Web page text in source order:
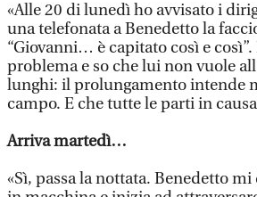
«Alle 20 di lunedì ho avvisato i
una telefonata a Benedetto la
“Giovanni… è capitato così e
problema e so che lui non vuole
lunghi: il prolungamento intende
campo. E che tutte le parti in
Arriva martedì…
«Sì, passa la nottata. Benedetto mi